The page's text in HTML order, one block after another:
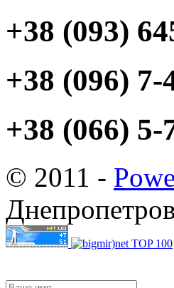
+38 (093)
+38 (096) 7-
+38 (066) 5-
© 2011 -